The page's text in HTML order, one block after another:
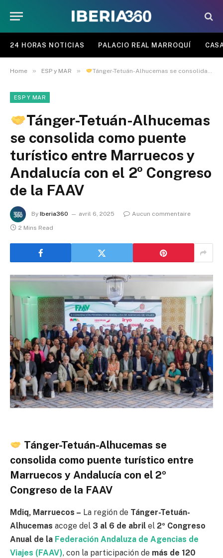
24 HORAS NOTICIAS PALACIO REAL MARROQUÍ
Home » ESP y MAR » Tánger-Tetuán-Alhucemas se consolida como puente turístico entre Marruecos y Andalucía con el 2º Congreso de la FAAV
ESP Y MAR
Tánger-Tetuán-Alhucemas
se consolida como puente
turístico entre Marruecos y
Andalucía con el 2º Congreso
de la FAAV
By Iberia360 avril 6, 2025
Aucun commentaire
2 Mins Read
Tánger-Tetuán-Alhucemas se
consolida como puente turístico entre
Marruecos y Andalucía con el 2º
Congreso de la FAAV
Mdiq, Marruecos – La región de Tánger-Tetuán-
Alhucemas acoge del 3 al 6 de abril el 2º Congreso
Anual de la Federación Andaluza de Agencias de
Viajes (FAAV), con la participación de más de 120